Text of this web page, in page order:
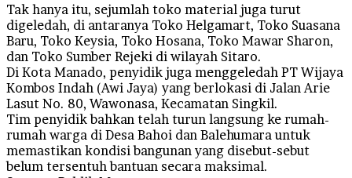
Tak hanya itu, sejumlah toko material juga turut
digeledah, di antaranya Toko Helgamart, Toko Suasana
Baru, Toko Keysia, Toko Hosana, Toko Mawar Sharon,
dan Toko Sumber Rejeki di wilayah Sitaro.
Di Kota Manado, penyidik juga menggeledah PT Wijaya
Kombos Indah (Awi Jaya) yang berlokasi di Jalan Arie
Lasut No. 80, Wawonasa, Kecamatan Singkil.
Tim penyidik bahkan telah turun langsung ke rumah-
rumah warga di Desa Bahoi dan Balehumara untuk
memastikan kondisi bangunan yang disebut-sebut
belum tersentuh bantuan secara maksimal.